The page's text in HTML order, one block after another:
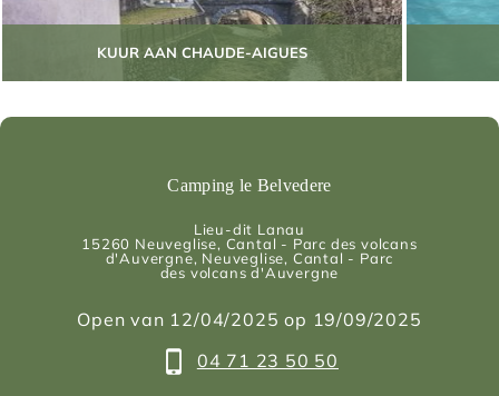
KUUR AAN CHAUDE-AIGUES
Camping le Belvedere
Lieu-dit Lanau
15260 Neuveglise, Cantal - Parc des volcans
d'Auvergne, Neuveglise, Cantal - Parc
des volcans d'Auvergne
Open van 12/04/2025 op 19/09/2025
04 71 23 50 50